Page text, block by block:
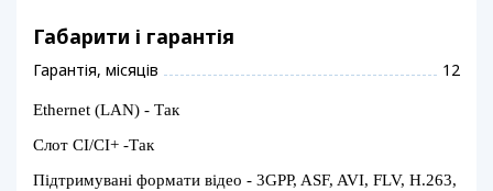
Габарити і гарантія
Гарантія, місяців 12
Ethernet (LAN) - Так
Слот CI/CI+ -Так
Підтримувані формати відео - 3GPP, ASF, AVI, FLV, H.263,